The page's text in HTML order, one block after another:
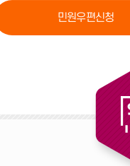
민원우편신청